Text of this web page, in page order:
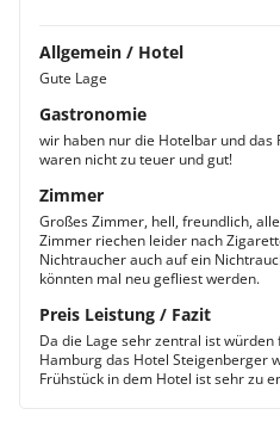
Allgemein / Hotel
Gute Lage
Gastronomie
wir haben nur die Hotelbar und das
waren nicht zu teuer und gut!
Zimmer
Großes Zimmer, hell, freundlich,
Zimmer riechen leider nach
Nichtraucher auch auf ein
könnten mal neu gefliest werden.
Preis Leistung / Fazit
Da die Lage sehr zentral ist
Hamburg das Hotel Steigenberger
Frühstück in dem Hotel ist sehr zu